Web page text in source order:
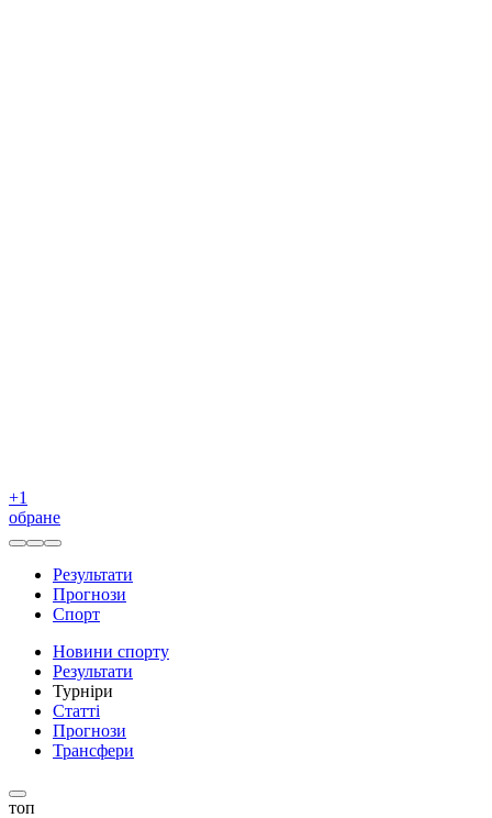
+1
обране
Результати
Прогнози
Спорт
Новини спорту
Результати
Турніри
Статті
Прогнози
Трансфери
топ